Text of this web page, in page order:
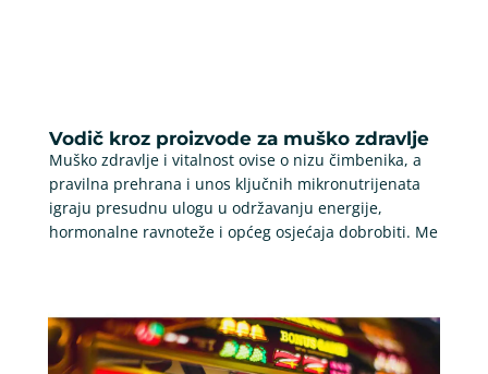
Vodič kroz proizvode za muško zdravlje
Muško zdravlje i vitalnost ovise o nizu čimbenika, a
pravilna prehrana i unos ključnih mikronutrijenata
igraju presudnu ulogu u održavanju energije,
hormonalne ravnoteže i općeg osjećaja dobrobiti. Me